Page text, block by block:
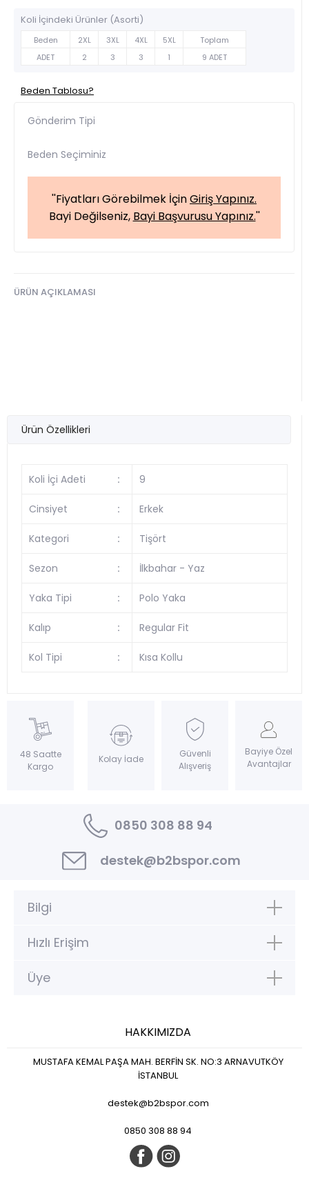
Koli İçindeki Ürünler (Asorti)
Beden 2XL 3XL 4XL 5XL
Toplam
ADET
2 3 3 1 9 ADET
Beden Tablosu?
Gönderim Tipi
Beden Seçiminiz
''Fiyatları Görebilmek İçinGiriş Yapınız.
Bayi Değilseniz, Bayi Başvurusu Yapınız.''
ÜRÜN AÇIKLAMASI
Ürün Özellikleri
Koli İçi Adeti : 9
Cinsiyet : Erkek
Kategori : Tişört
Sezon : İlkbahar - Yaz
Yaka Tipi : Polo Yaka
Kalıp : Regular Fit
Kol Tipi : Kısa Kollu
48 Saatte
Kargo
Kolay İade
Güvenli
Alışveriş
Bayiye Özel
Avantajlar
0850 308 88 94
destek@b2bspor.com
Bilgi
Hızlı Erişim
Üye
HAKKIMIZDA
MUSTAFA KEMAL PAŞA MAH. BERFİN SK. NO:3 ARNAVUTKÖY
İSTANBUL
destek@b2bspor.com
0850 308 88 94